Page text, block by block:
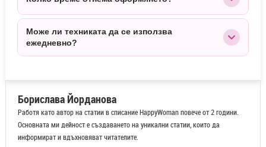
понякога и повече, в зависимост от типа коса и
използвания метод на оформяне.
Самото оформяне е бързо, но косата обикновено се
оставя да се оформи няколко часа или през нощта,
Може ли техниката да се използва
ежедневно?
Борислава Йорданова
Работя като автор на статии в списание HappyWoman повече от 2 години.
Основната ми дейност е създаването на уникални статии, които да
информират и вдъхновяват читателите.